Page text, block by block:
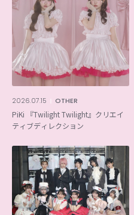
2026.07.15 OTHER
PiKi 『Twilight Twilight』クリエイ
ティブディレクション